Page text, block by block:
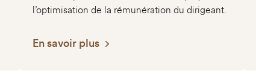
l’optimisation de la rémunération du dirigeant.
En savoir plus